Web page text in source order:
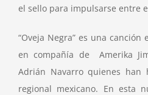
el sello para impulsarse entre
“Oveja Negra” es una
en compañía de Amerika
Adrián Navarro quienes han
regional mexicano. En esta